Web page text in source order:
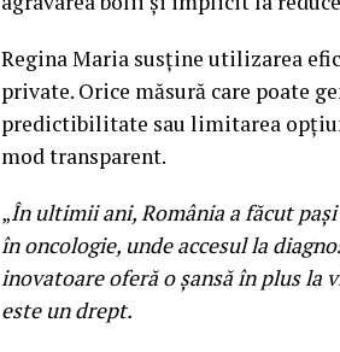
Regina Maria susține utilizarea
private. Orice măsură care poate
predictibilitate sau limitarea
mod transparent.
„În ultimii ani, România a făcut
în oncologie, unde accesul la
inovatoare oferă o șansă în plus la
este un drept.